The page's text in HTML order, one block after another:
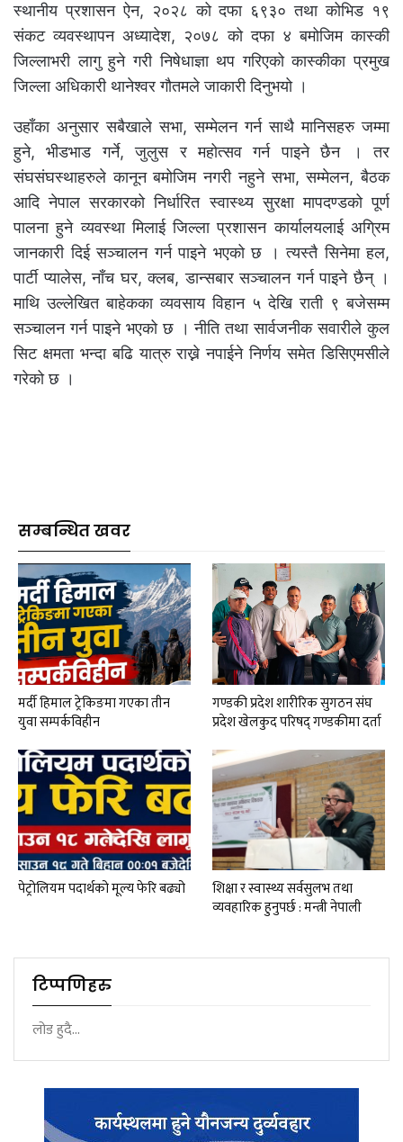
स्थानीय प्रशासन ऐन, २०२८ को दफा ६९३० तथा कोभिड १९
संकट व्यवस्थापन अध्यादेश, २०७८ को दफा ४ बमोजिम कास्की
जिल्लाभरी लागु हुने गरी निषेधाज्ञा थप गरिएको कास्कीका प्रमुख
जिल्ला अधिकारी थानेश्वर गौतमले जाकारी दिनुभयो ।
उहाँका अनुसार सबैखाले सभा, सम्मेलन गर्न साथै मानिसहरु जम्मा
हुने, भीडभाड गर्ने, जुलुस र महोत्सव गर्न पाइने छैन । तर
संघसंघस्थाहरुले कानून बमोजिम नगरी नहुने सभा, सम्मेलन, बैठक
आदि नेपाल सरकारको निर्धारित स्वास्थ्य सुरक्षा मापदण्डको पूर्ण
पालना हुने व्यवस्था मिलाई जिल्ला प्रशासन कार्यालयलाई अग्रिम
जानकारी दिई सञ्चालन गर्न पाइने भएको छ । त्यस्तै सिनेमा हल,
पार्टी प्यालेस, नाँच घर, क्लब, डान्सबार सञ्चालन गर्न पाइने छैन् ।
माथि उल्लेखित बाहेकका व्यवसाय विहान ५ देखि राती ९ बजेसम्म
सञ्चालन गर्न पाइने भएको छ । नीति तथा सार्वजनीक सवारीले कुल
सिट क्षमता भन्दा बढि यात्रु राख्ने नपाईने निर्णय समेत डिसिएमसीले
गरेको छ ।
सम्बन्धित खवर
मर्दी हिमाल ट्रेकिङमा गएका तीन
युवा सम्पर्कविहीन
गण्डकी प्रदेश शारीरिक सुगठन संघ
प्रदेश खेलकुद परिषद् गण्डकीमा दर्ता
पेट्रोलियम पदार्थको मूल्य फेरि बढ्यो
शिक्षा र स्वास्थ्य सर्वसुलभ तथा
व्यवहारिक हुनुपर्छ : मन्त्री नेपाली
टिप्पणिहरु
लोड हुदै...